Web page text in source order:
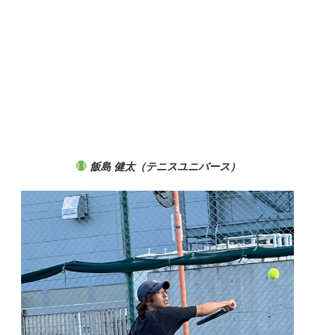
飯島 健太（テニスユニバース）